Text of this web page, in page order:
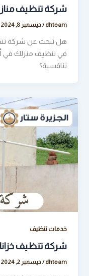
شركة تنظيف
dhteam
/ديسمبر 8, 2024
هل تبحث عن شركة
في تنظيف منزلك في
تنافسية؟
خدمات تنظيف
شركة تنظيف
dhteam
/ديسمبر 2, 2024